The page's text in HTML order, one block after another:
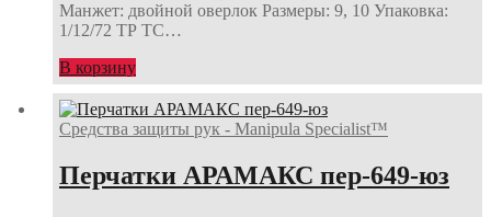
Манжет: двойной оверлок Размеры: 9, 10 Упаковка:
1/12/72 ТР ТС…
В корзину
Средства защиты рук - Manipula Specialist™
Перчатки АРАМАКС пер-649-юз